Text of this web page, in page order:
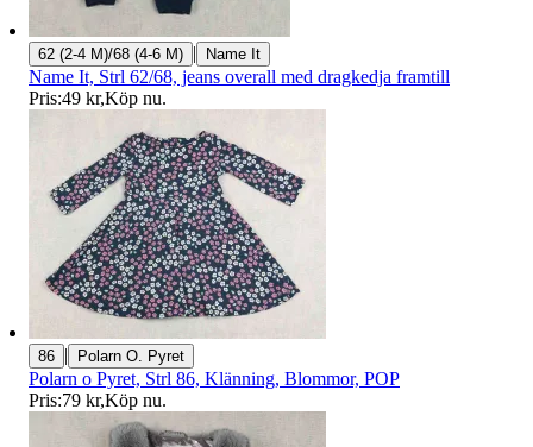
62 (2-4 M)/68 (4-6 M) | Name It
Name It, Strl 62/68, jeans overall med dragkedja framtill
Pris:49 kr,Köp nu.
86 | Polarn O. Pyret
Polarn o Pyret, Strl 86, Klänning, Blommor, POP
Pris:79 kr,Köp nu.